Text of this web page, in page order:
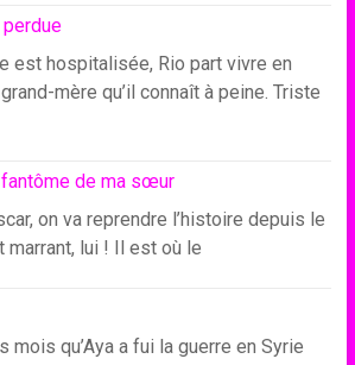
est hospitalisée, Rio part vivre en
mère qu’il connaît à peine. Triste
de ma sœur
on va reprendre l’histoire depuis le
lui ! Il est où le
mois qu’Aya a fui la guerre en Syrie